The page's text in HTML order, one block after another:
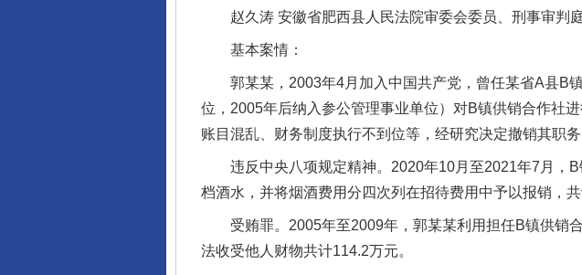
赵久涛 安徽省肥西县人民法院审委会委员、刑事审判
基本案情：
郭某某，2003年4月加入中国共产党，曾任某省A县B
位，2005年后纳入参公管理事业单位）对B镇供销合作社
账目混乱、财务制度执行不到位等，经研究决定撤销其职
违反中央八项规定精神。2020年10月至2021年7月，B
档酒水，并将烟酒费用分四次列在招待费用中予以报销，
受贿罪。2005年至2009年，郭某某利用担任B镇供销
法收受他人财物共计114.2万元。